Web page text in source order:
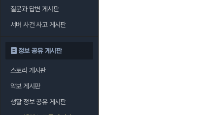
질문과 답변 게시판
서버 사건 사고 게시판
정보 공유 게시판
스토리 게시판
악보 게시판
생활 정보 공유 게시판